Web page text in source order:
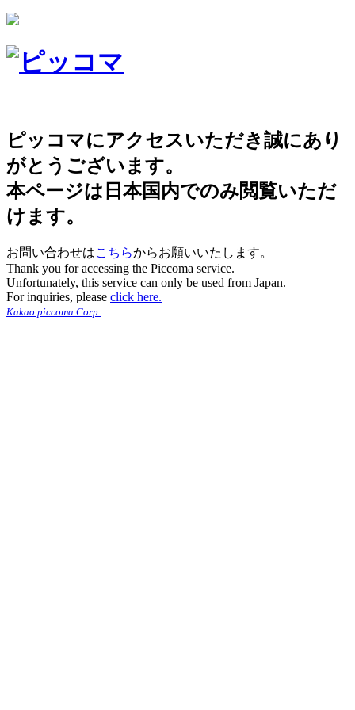
ピッコマにアクセスいただき誠にあり
がとうございます。
本ページは日本国内でのみ閲覧いただ
けます。
お問い合わせはこちらからお願いいたします。
Thank you for accessing the Piccoma service.
Unfortunately, this service can only be used from Japan.
For inquiries, please click here.
Kakao piccoma Corp.